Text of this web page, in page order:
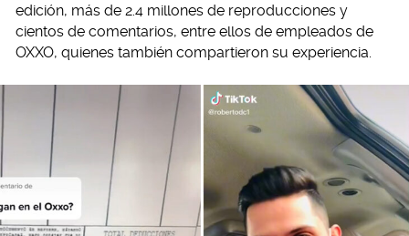
edición, más de 2.4 millones de reproducciones y
cientos de comentarios, entre ellos de empleados de
OXXO, quienes también compartieron su experiencia.